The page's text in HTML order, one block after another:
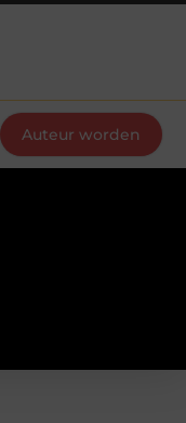
Auteur worden